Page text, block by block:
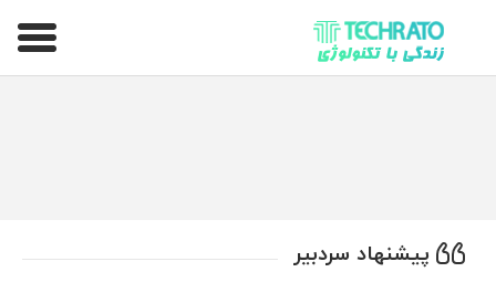
تکراتو – زندگی با تکنولوژی
پیشنهاد سردبیر